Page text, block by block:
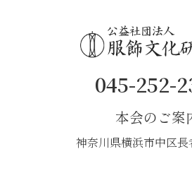
045-252-
本会のご案
神奈川県横浜市中区長